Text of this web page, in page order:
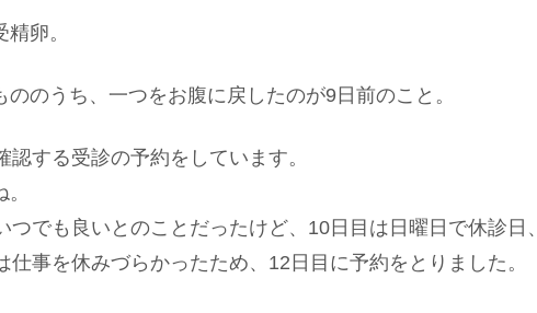
卵。
ののうち、一つをお腹に戻したのが9日前のこと。
する受診の予約をしています。
つでも良いとのことだったけど、10日目は日曜日で休診日、
仕事を休みづらかったため、12日目に予約をとりました。